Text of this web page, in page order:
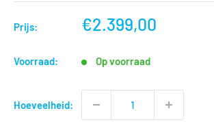
Prijs:
nu
€2.399,00
Voorraad: Op voorraad
Hoeveelheid: